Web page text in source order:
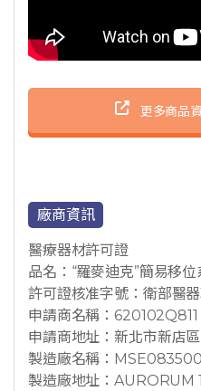
更多商品
廠商資訊
醫療器材許可證
品名：“羅麥迪克”簡易移
許可證核准字號：衛部醫
申請商名稱：
申請商地址：新北市新店
製造廠名稱：
製造廠地址：AURORUM